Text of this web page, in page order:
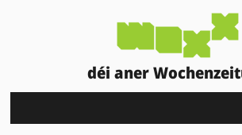
déi aner